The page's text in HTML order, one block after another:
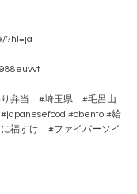
?hl=ja
弁当 #埼玉県 #毛呂山
#obento #給
すけ #ファイバーソイ